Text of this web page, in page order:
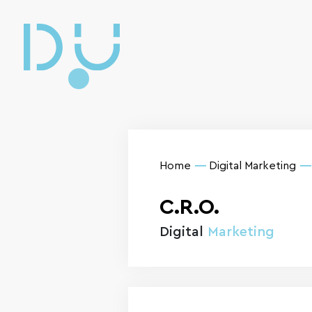
Home Digital Marketing
C.R.O.
Digital Marketing